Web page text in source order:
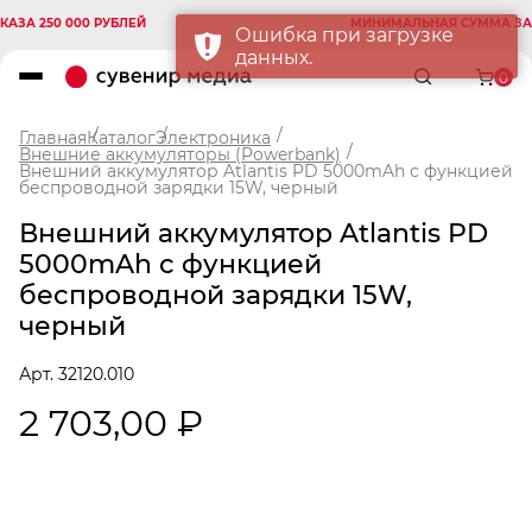
250 000 РУБЛЕЙ МИНИМАЛЬНАЯ СУММА
0
ГлавнаяКаталогЭлектроника
Внешние аккумуляторы (Powerbank)
Внешний аккумулятор Atlantis PD 5000mAh с функцией
беспроводной зарядки 15W, черный
Внешний аккумулятор Atlantis PD
5000mAh с функцией
беспроводной зарядки 15W,
черный
Арт. 32120.010
2 703,00 ₽
Ошибка при загрузке
данных.